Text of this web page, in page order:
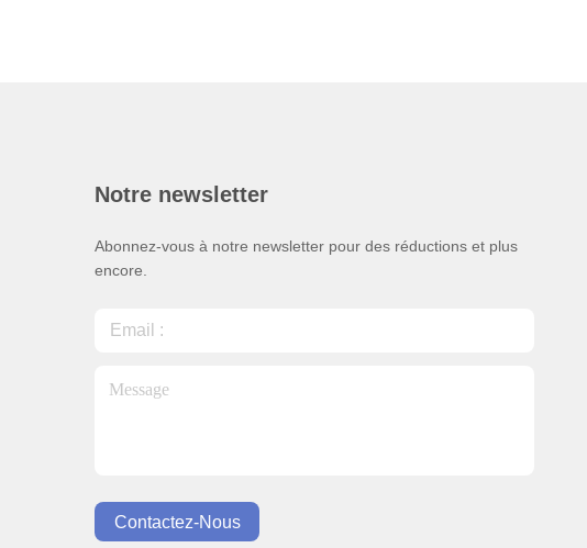
Notre newsletter
Abonnez-vous à notre newsletter pour des réductions et plus
encore.
Contactez-Nous